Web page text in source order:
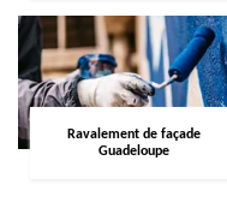
Ravalement de façade
Guadeloupe